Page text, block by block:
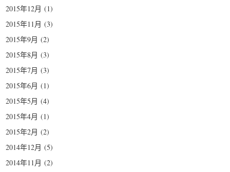
2015年12月 (1)
2015年11月 (3)
2015年9月 (2)
2015年8月 (3)
2015年7月 (3)
2015年6月 (1)
2015年5月 (4)
2015年4月 (1)
2015年2月 (2)
2014年12月 (5)
2014年11月 (2)